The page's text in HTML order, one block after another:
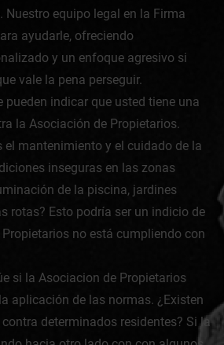
Nuestro equipo legal en la Firma
ayudarle, ofreciendo
y un enfoque agresivo si
vale la pena perseguir.
pueden indicar que usted tiene una
la Asociación de Propietarios.
el mantenimiento y el cuidado de la
inseguras en las zonas
de la piscina, jardines
rotas? Esto podría ser un indicio de
no está cumpliendo con
si la Asociacion de Propietarios
aplicación de las normas. ¿Existen
determinados residentes? Si la